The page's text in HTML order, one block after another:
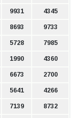
9931 4345
8693 9733
5728 7985
1990 4360
6673 2700
5641 4266
7139 8732